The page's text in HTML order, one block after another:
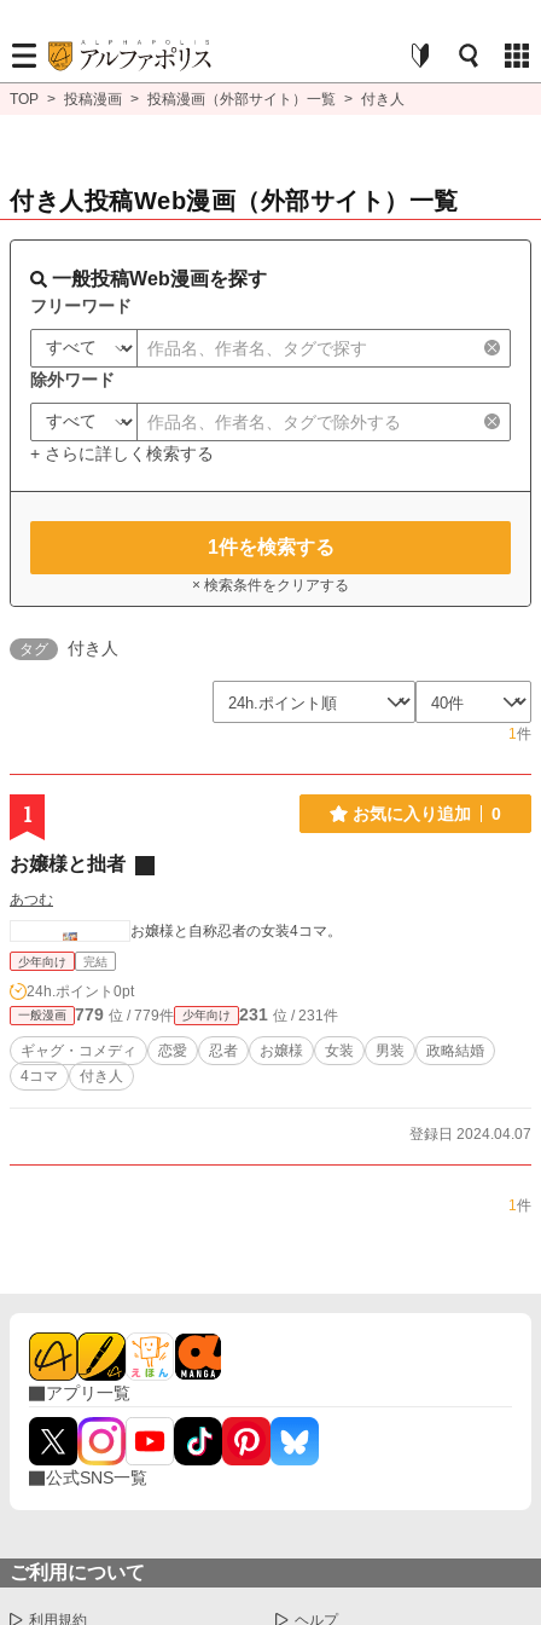
TOP > 投稿漫画 > 投稿漫画（外部サイト）一覧 > 付き人
付き人投稿Web漫画（外部サイト）一覧
一般投稿Web漫画を探す
フリーワード
除外ワード
+ さらに詳しく検索する
1件を検索する
× 検索条件をクリアする
タグ 付き人
1件
1 お気に入り追加 0
お嬢様と拙者
あつむ
お嬢様と自称忍者の女装4コマ。
少年向け 完結
24h.ポイント 0pt
一般漫画 779 位 / 779件 少年向け 231 位 / 231件
ギャグ・コメディ 恋愛 忍者 お嬢様 女装 男装
政略結婚
4コマ
付き人
登録日 2024.04.07
1件
アプリ一覧
公式SNS一覧
ご利用について
利用規約 ヘルプ